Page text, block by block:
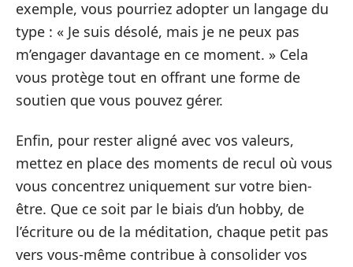
exemple, vous pourriez adopter un langage du
type : « Je suis désolé, mais je ne peux pas
m’engager davantage en ce moment. » Cela
vous protège tout en offrant une forme de
soutien que vous pouvez gérer.
Enfin, pour rester aligné avec vos valeurs,
mettez en place des moments de recul où vous
vous concentrez uniquement sur votre bien-
être. Que ce soit par le biais d’un hobby, de
l’écriture ou de la méditation, chaque petit pas
vers vous-même contribue à consolider vos